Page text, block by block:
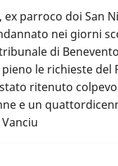
ex parroco doi San
nei giorni
di
le richieste del
ritenuto
e un